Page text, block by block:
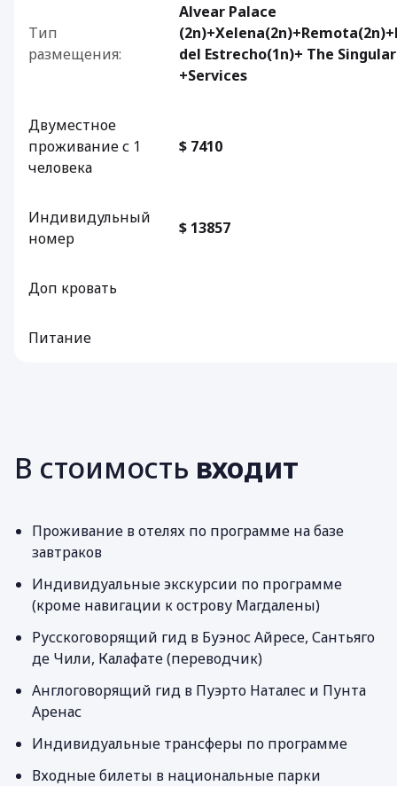
Тип
размещения:
Alvear Palace
del Estrecho(1n)+ The
+Services
Двуместное
проживание с 1
человека
$ 7410
Индивидульный
номер
$ 13857
Доп кровать
Питание
В стоимость входит
Проживание в отелях по программе на базе
завтраков
Индивидуальные экскурсии по программе
(кроме навигации к острову Магдалены)
Русскоговорящий гид в Буэнос Айресе, Сантьяго
де Чили, Калафате (переводчик)
Англоговорящий гид в Пуэрто Наталес и Пунта
Аренас
Индивидуальные трансферы по программе
Входные билеты в национальные парки